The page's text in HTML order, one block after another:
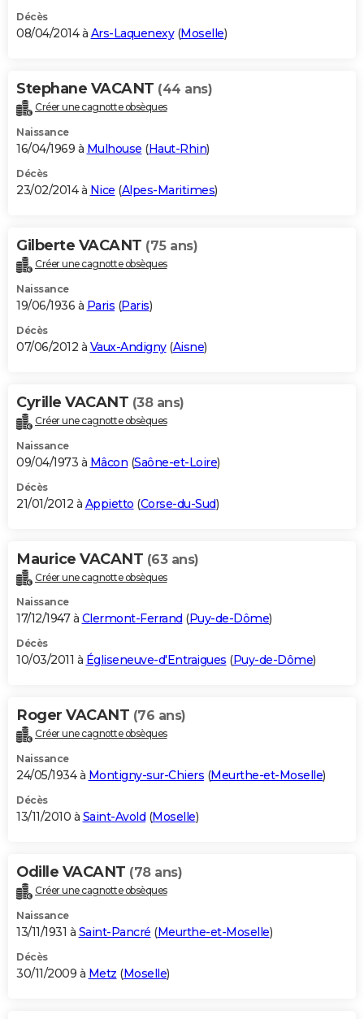
Décès
08/04/2014 à Ars-Laquenexy(Moselle)
Stephane VACANT (44 ans)
Créer une cagnotte obsèques
Naissance
16/04/1969 à Mulhouse (Haut-Rhin)
Décès
23/02/2014 à Nice (Alpes-Maritimes)
Gilberte VACANT (75 ans)
Créer une cagnotte obsèques
Naissance
19/06/1936 à Paris (Paris)
Décès
07/06/2012 à Vaux-Andigny(Aisne)
Cyrille VACANT (38 ans)
Créer une cagnotte obsèques
Naissance
09/04/1973 à Mâcon (Saône-et-Loire)
Décès
21/01/2012 à Appietto (Corse-du-Sud)
Maurice VACANT (63 ans)
Créer une cagnotte obsèques
Naissance
17/12/1947 à Clermont-Ferrand (Puy-de-Dôme)
Décès
10/03/2011 à Égliseneuve-d'Entraigues (Puy-de-Dôme)
Roger VACANT (76 ans)
Créer une cagnotte obsèques
Naissance
24/05/1934 à Montigny-sur-Chiers (Meurthe-et-Moselle)
Décès
13/11/2010 à Saint-Avold (Moselle)
Odille VACANT (78 ans)
Créer une cagnotte obsèques
Naissance
13/11/1931 à Saint-Pancré (Meurthe-et-Moselle)
Décès
30/11/2009 à Metz (Moselle)